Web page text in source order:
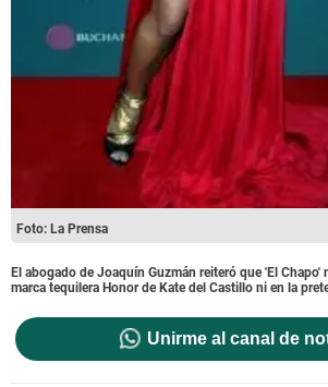
Foto: La Prensa
El abogado de Joaquín Guzmán reiteró que 'El
marca tequilera Honor de Kate del Castillo ni en la
Unirme al canal de